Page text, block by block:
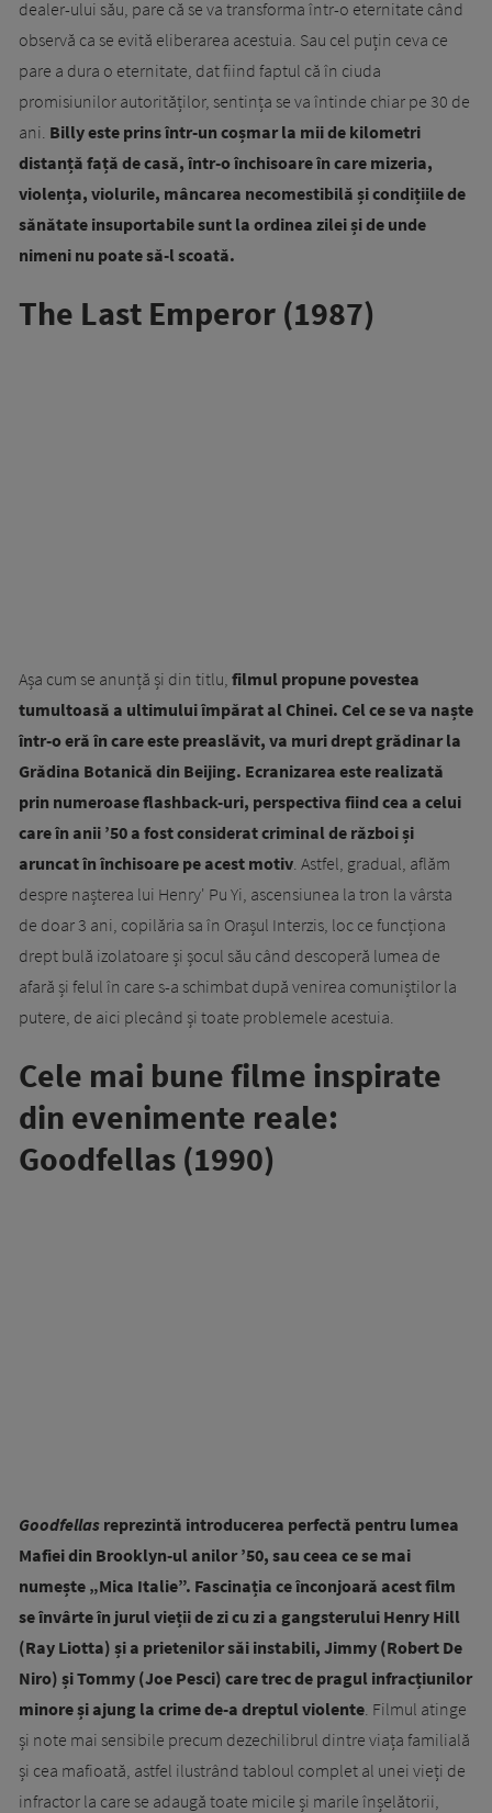
dealer-ului său, pare că se va transforma într-o eternitate când
observă ca se evită eliberarea acestuia. Sau cel puțin ceva ce
pare a dura o eternitate, dat fiind faptul că în ciuda
promisiunilor autorităților, sentința se va întinde chiar pe 30 de
ani. Billy este prins într-un coșmar la mii de kilometri
distanță față de casă, într-o închisoare în care mizeria,
violența, violurile, mâncarea necomestibilă și condițiile de
sănătate insuportabile sunt la ordinea zilei și de unde
nimeni nu poate să-l scoată.
The Last Emperor (1987)
Așa cum se anunță și din titlu, filmul propune povestea
tumultoasă a ultimului împărat al Chinei. Cel ce se va naște
într-o eră în care este preaslăvit, va muri drept grădinar la
Grădina Botanică din Beijing. Ecranizarea este realizată
prin numeroase flashback-uri, perspectiva fiind cea a celui
care în anii ’50 a fost considerat criminal de război și
aruncat în închisoare pe acest motiv . Astfel, gradual, aflăm
despre nașterea lui Henry' Pu Yi, ascensiunea la tron la vârsta
de doar 3 ani, copilăria sa în Orașul Interzis, loc ce funcționa
drept bulă izolatoare și șocul său când descoperă lumea de
afară și felul în care s-a schimbat după venirea comuniștilor la
putere, de aici plecând și toate problemele acestuia.
Cele mai bune filme inspirate
din evenimente reale:
Goodfellas (1990)
Goodfellas reprezintă introducerea perfectă pentru lumea
Mafiei din Brooklyn-ul anilor ’50, sau ceea ce se mai
numește „Mica Italie”. Fascinația ce înconjoară acest film
se învârte în jurul vieții de zi cu zi a gangsterului Henry Hill
(Ray Liotta) și a prietenilor săi instabili, Jimmy (Robert De
Niro) și Tommy (Joe Pesci) care trec de pragul infracțiunilor
minore și ajung la crime de-a dreptul violente . Filmul atinge
și note mai sensibile precum dezechilibrul dintre viața familială
și cea mafioată, astfel ilustrând tabloul complet al unei vieți de
infractor la care se adaugă toate micile și marile înșelătorii,